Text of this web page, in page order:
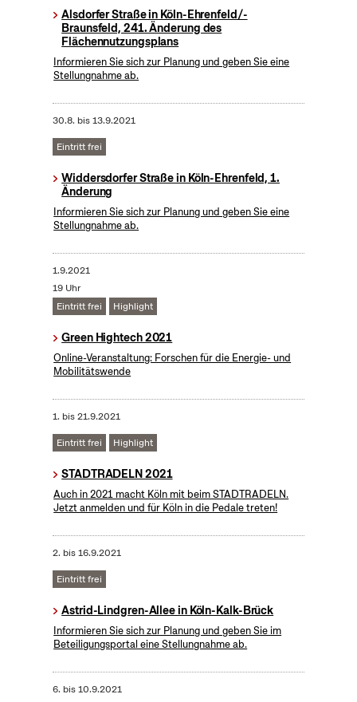
Alsdorfer Straße in Köln-Ehrenfeld/-
Braunsfeld, 241. Änderung des
Flächennutzungsplans
Informieren Sie sich zur Planung und geben Sie eine
Stellungnahme ab.
30.8. bis13.9.2021
Eintritt frei
Widdersdorfer Straße in Köln-Ehrenfeld, 1.
Änderung
Informieren Sie sich zur Planung und geben Sie eine
Stellungnahme ab.
1.9.2021
19 Uhr
Eintritt frei
Highlight
Green Hightech 2021
Online-Veranstaltung: Forschen für die Energie- und
Mobilitätswende
1. bis21.9.2021
Eintritt frei Highlight
STADTRADELN 2021
Auch in 2021 macht Köln mit beim STADTRADELN.
Jetzt anmelden und für Köln in die Pedale treten!
2. bis16.9.2021
Eintritt frei
Astrid-Lindgren-Allee in Köln-Kalk-Brück
Informieren Sie sich zur Planung und geben Sie im
Beteiligungsportal eine Stellungnahme ab.
6. bis10.9.2021